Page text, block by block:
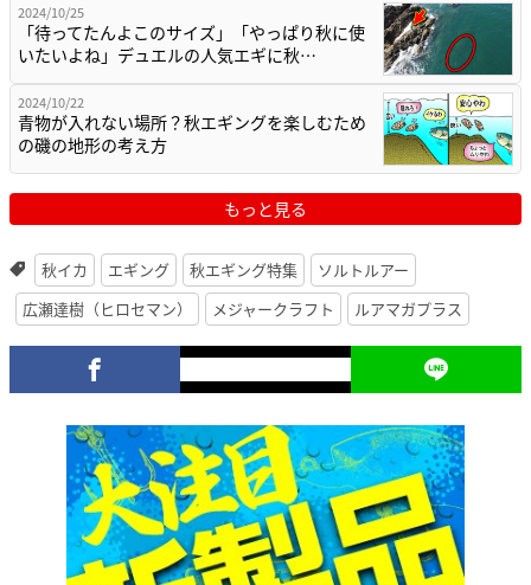
2024/10/25
「待ってたんよこのサイズ」「やっぱり秋に使
いたいよね」デュエルの人気エギに秋…
2024/10/22
青物が入れない場所？秋エギングを楽しむため
の磯の地形の考え方
もっと見る
秋イカ エギング 秋エギング特集
ソルトルアー
広瀬達樹（ヒロセマン）
メジャークラフト ルアマガプラス